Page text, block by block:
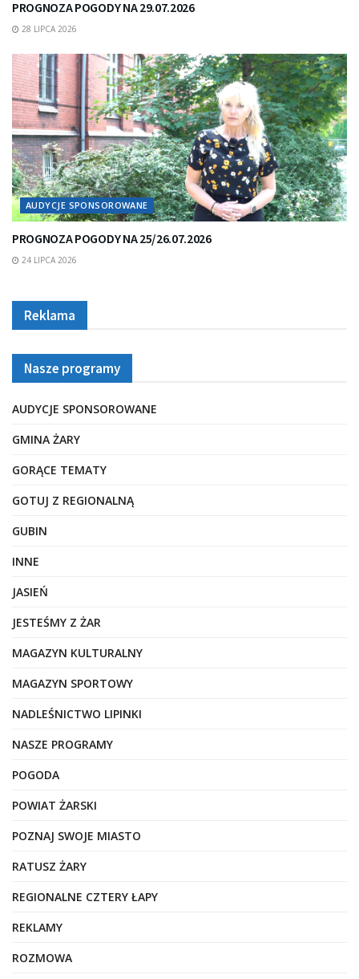
PROGNOZA POGODY NA 29.07.2026
28 LIPCA 2026
AUDYCJE SPONSOROWANE
PROGNOZA POGODY NA 25/26.07.2026
24 LIPCA 2026
Reklama
Nasze programy
AUDYCJE SPONSOROWANE
GMINA ŻARY
GORĄCE TEMATY
GOTUJ Z REGIONALNĄ
GUBIN
INNE
JASIEŃ
JESTEŚMY Z ŻAR
MAGAZYN KULTURALNY
MAGAZYN SPORTOWY
NADLEŚNICTWO LIPINKI
NASZE PROGRAMY
POGODA
POWIAT ŻARSKI
POZNAJ SWOJE MIASTO
RATUSZ ŻARY
REGIONALNE CZTERY ŁAPY
REKLAMY
ROZMOWA